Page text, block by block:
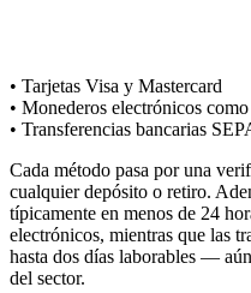
• Tarjetas Visa y Mastercard
• Monederos electrónicos
• Transferencias bancarias
Cada método pasa por una
cualquier depósito o retiro.
típicamente en menos de 24
electrónicos, mientras que las
hasta dos días laborables —
del sector.